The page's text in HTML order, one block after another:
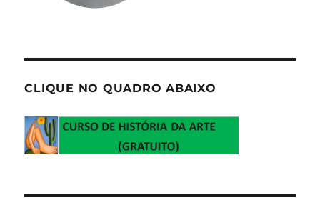
CLIQUE NO QUADRO ABAIXO